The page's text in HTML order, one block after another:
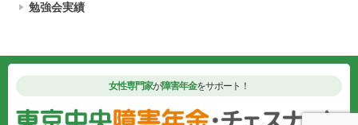
勉強会実績
女性専門家が障害年金をサポート！